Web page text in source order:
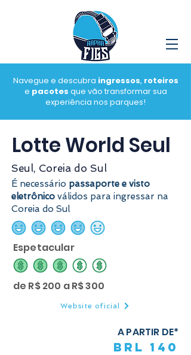
Navegue e descubra ingressos, roteiros
e pacotes que vão transformar sua
experiência nos parques!
Lotte World Seul
Seul, Coreia do Sul
É necessário passaporte e visto
eletrônico válidos para ingressar na
Coreia do Sul
classificação média é 4 de 5
Espetacular
classificação média é 3 de 5
de R$ 200 a R$ 300
Website oficial
A PARTIR DE*
BRL 140